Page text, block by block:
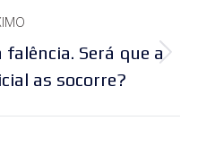
falência. Será que a
as socorre?